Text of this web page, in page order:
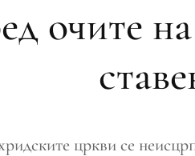
очите
цркви се